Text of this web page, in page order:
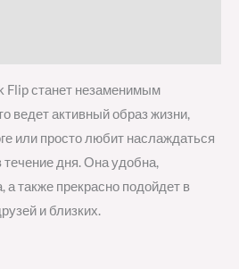
Flip станет незаменимым
ведет активный образ жизни,
или просто любит наслаждаться
дня. Она удобна,
а также прекрасно подойдет в
и близких.